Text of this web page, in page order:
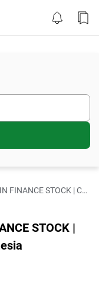
STOCK | Coconi Baby Indonesia
STOCK |